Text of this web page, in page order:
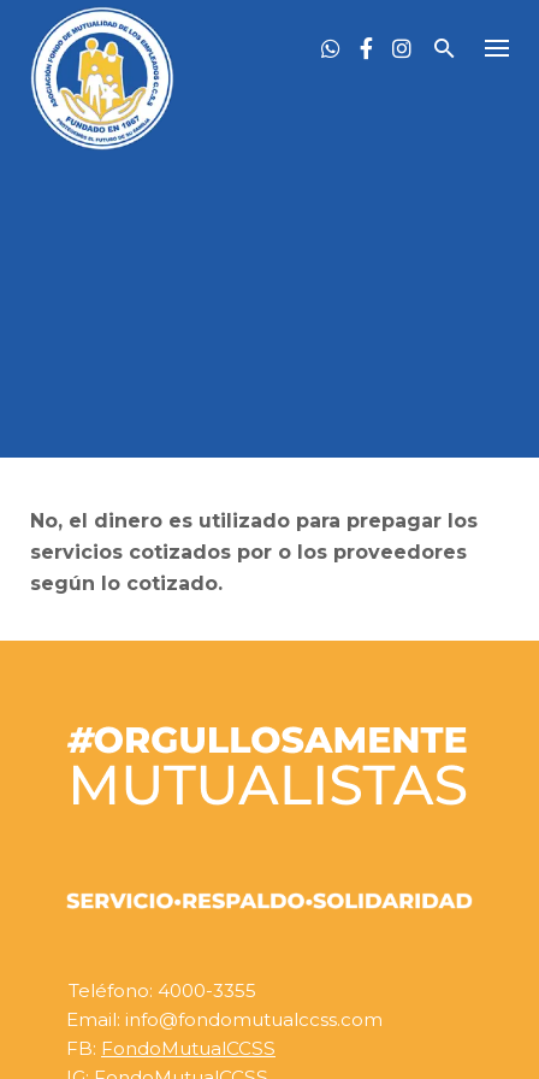
content
No, el dinero es utilizado para prepagar los
servicios cotizados por o los proveedores
según lo cotizado.
Teléfono: 4000-3355
Email: info@fondomutualccss.com
FB: FondoMutualCCSS